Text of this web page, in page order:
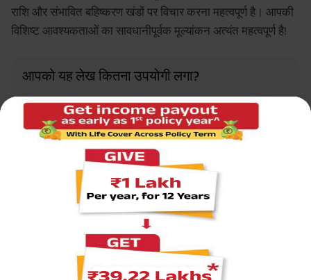
राशि और संभावित बहिष्करण खंडों पर विचार करना महत्वपूर्ण है। आपकी
विशिष्ट आवश्यकताओं का सावधानीपूर्वक मूल्यांकन अत्यंत महत्वपूर्ण है!
आपको यह लेख कितना उपयोगी लगा?
3.4
readers
Don’t forgot to share helpful information in
लेखक के बारे में